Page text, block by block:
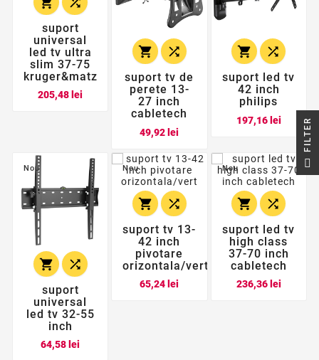
suport
universal
led tv ultra
slim 37-75
kruger&matz
205,48 lei
 
suport tv de
perete 13-
27 inch
cabletech
49,92 lei
 
suport led tv
42 inch
philips
197,16 leiPret
Nou
 
suport
universal
led tv 32-55
inch
64,58 lei
Nou
 
suport tv 13-
42 inch
pivotare
orizontala/vert
65,24 lei
Nou
 
suport led tv
high class
37-70 inch
cabletech
236,36 leiPret
R